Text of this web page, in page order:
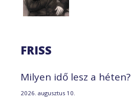
FRISS
Milyen idő lesz a héten?
2026. augusztus 10.